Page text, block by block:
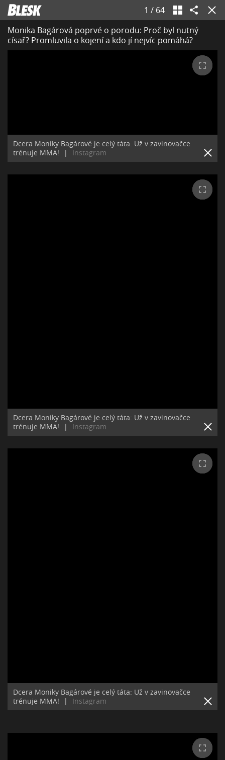
1 / 64
Monika Bagárová poprvé o porodu: Proč byl nutný
císař? Promluvila o kojení a kdo jí nejvíc pomáhá?
Dcera Moniky Bagárové je celý táta: Už v zavinovačce
trénuje MMA!
| Instagram
Dcera Moniky Bagárové je celý táta: Už v zavinovačce
trénuje MMA!
| Instagram
Dcera Moniky Bagárové je celý táta: Už v zavinovačce
trénuje MMA!
| Instagram